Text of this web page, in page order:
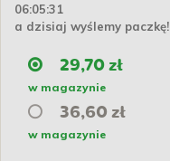
06:05:31
a dzisiaj wyślemy paczkę!
29,70 zł
w magazynie
36,60 zł
w magazynie